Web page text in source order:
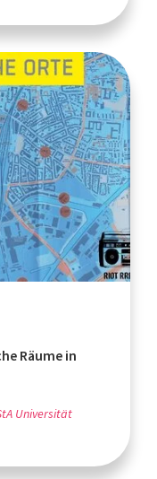
Räume in
Universität